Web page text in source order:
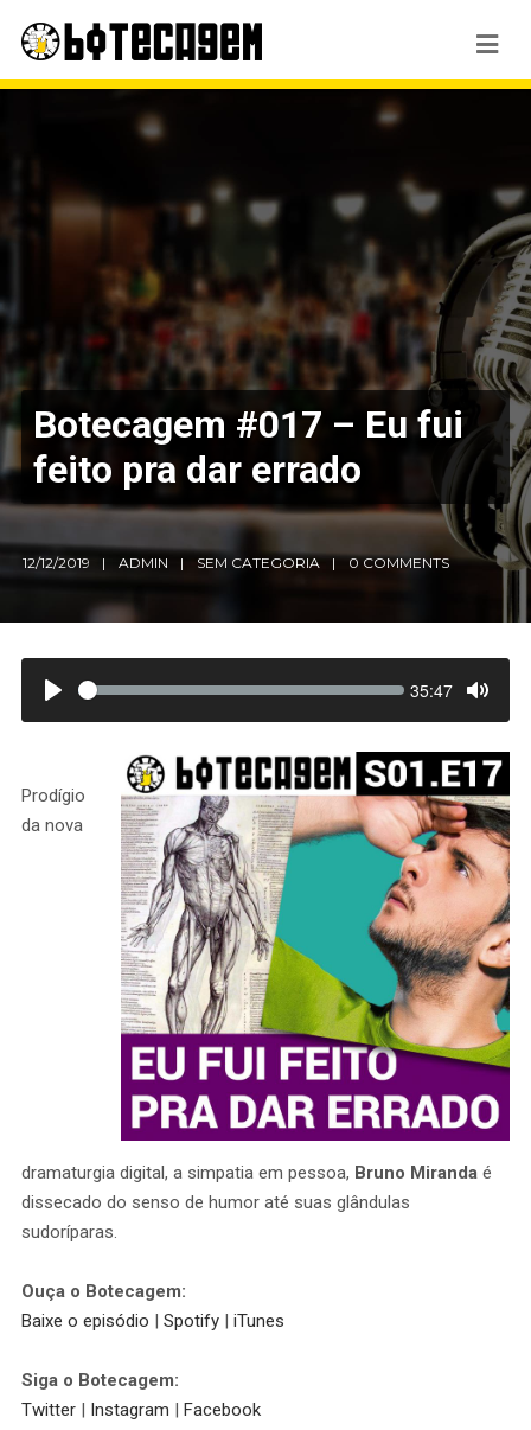
Botecagem #017 – Eu fui
feito pra dar errado
12/12/2019 ADMIN SEM CATEGORIA 0 COMMENTS
Seek Current
35:47
Prodígio
da nova
dramaturgia digital, a simpatia em pessoa, Bruno Mirandaé
dissecado do senso de humor até suas glândulas
sudoríparas.
Ouça o Botecagem:
Baixe o episódio | Spotify| iTunes
Siga o Botecagem:
Twitter| Instagram | Facebook